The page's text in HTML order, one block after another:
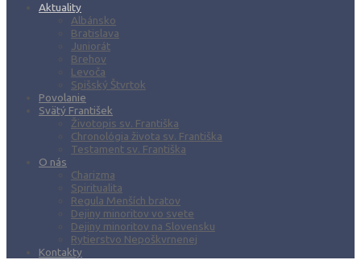
Aktuality
Albánsko
Bratislava
Juniorát
Brehov
Levoča
Spišský Štvrtok
Povolanie
Svätý František
Životopis sv. Františka
Chronológia života sv. Františka
Testament sv. Františka
O nás
Charizma
Spiritualita
Regula Menších bratov
Dejiny minoritov vo svete
Dejiny minoritov na Slovensku
Rytierstvo Nepoškvrnenej
Kontakty